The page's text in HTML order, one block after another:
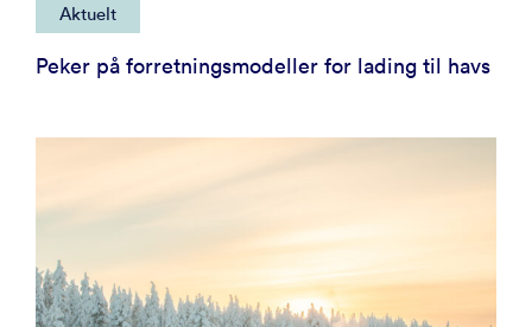
Aktuelt
Peker på forretningsmodeller for lading til havs